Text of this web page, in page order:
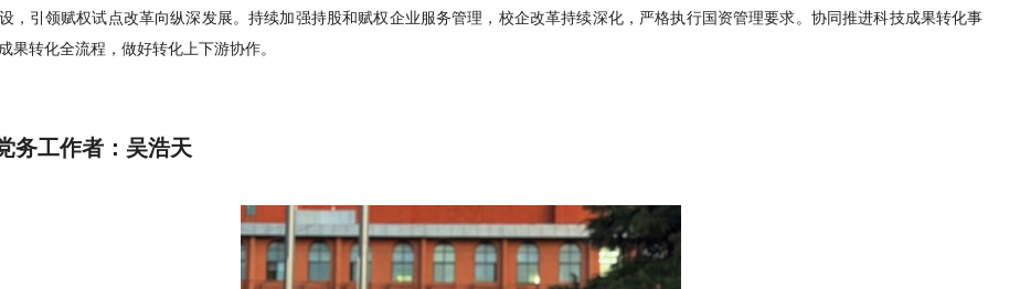
，引领赋权试点改革向纵深发展。持续加强持股和赋权企业服务管理，校企改革持续深化，严格执行国资管理要求。协同推进科技成果转化事
果转化全流程，做好转化上下游协作。
务工作者：吴浩天